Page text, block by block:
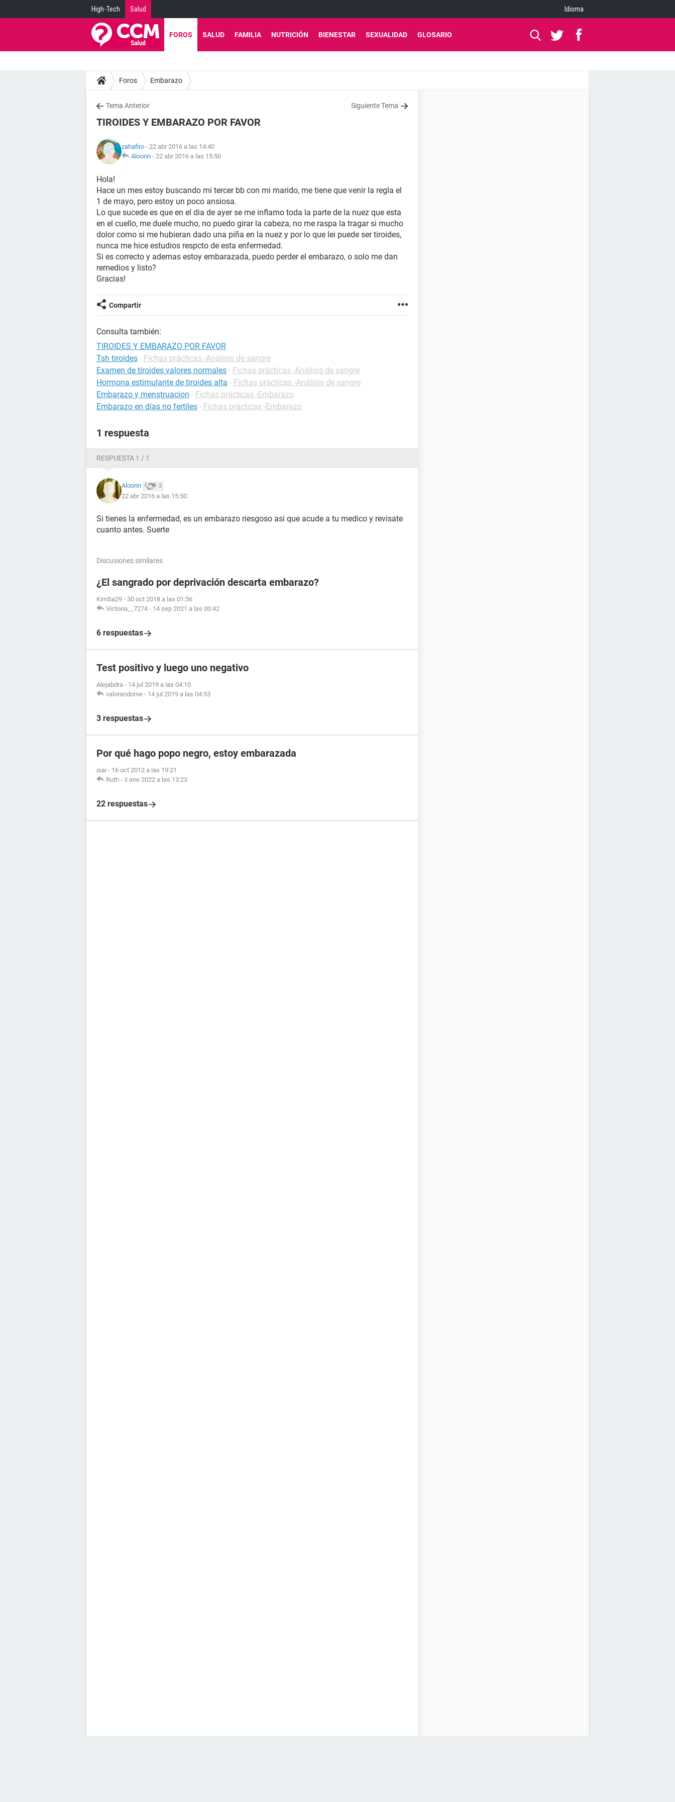
High-Tech Salud Idioma
FOROS SALUD FAMILIA NUTRICIÓN BIENESTAR SEXUALIDAD GLOSARIO
Foros Embarazo
Tema Anterior Siguiente Tema
TIROIDES Y EMBARAZO POR FAVOR
zahafiro - 22 abr 2016 a las 14:40
Aloonn - 22 abr 2016 a las 15:50
Hola!
Hace un mes estoy buscando mi tercer bb con mi marido, me tiene que venir la regla el
1 de mayo, pero estoy un poco ansiosa.
Lo que sucede es que en el dia de ayer se me inflamo toda la parte de la nuez que esta
en el cuello, me duele mucho, no puedo girar la cabeza, no me raspa la tragar si mucho
dolor como si me hubieran dado una piña en la nuez y por lo que lei puede ser tiroides,
nunca me hice estudios respcto de esta enfermedad.
Si es correcto y ademas estoy embarazada, puedo perder el embarazo, o solo me dan
remedios y listo?
Gracias!
Compartir
Consulta también:
TIROIDES Y EMBARAZO POR FAVOR
Tsh tiroides - Fichas prácticas -Análisis de sangre
Examen de tiroides valores normales - Fichas prácticas -Análisis de sangre
Hormona estimulante de tiroides alta - Fichas prácticas -Análisis de sangre
Embarazo y menstruacion - Fichas prácticas -Embarazo
Embarazo en días no fertiles - Fichas prácticas -Embarazo
1 respuesta
RESPUESTA 1 / 1
Aloonn 3
22 abr 2016 a las 15:50
Si tienes la enfermedad, es un embarazo riesgoso asi que acude a tu medico y revisate
cuanto antes. Suerte
Discusiones similares
¿El sangrado por deprivación descarta embarazo?
KimSa29 - 30 oct 2018 a las 01:56
Victoria__7274 - 14 sep 2021 a las 00:42
6 respuestas
Test positivo y luego uno negativo
Alejabdra - 14 jul 2019 a las 04:10
valorandome - 14 jul 2019 a las 04:53
3 respuestas
Por qué hago popo negro, estoy embarazada
isai - 16 oct 2012 a las 19:21
Ruth - 3 ene 2022 a las 13:23
22 respuestas